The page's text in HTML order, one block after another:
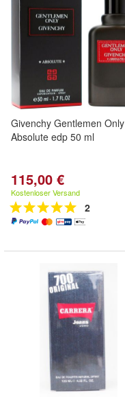
Givenchy Gentlemen Only
Absolute edp 50 ml
115,00 €
Kostenloser Versand
2